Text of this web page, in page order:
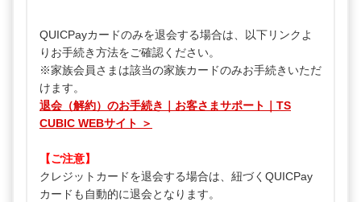
QUICPayカードのみを退会する場合は、以下リンクよ
りお手続き方法をご確認ください。
※家族会員さまは該当の家族カードのみお手続きいただ
けます。
退会（解約）のお手続き｜お客さまサポート｜TS
CUBIC WEBサイト ＞
【ご注意】
クレジットカードを退会する場合は、紐づくQUICPay
カードも自動的に退会となります。